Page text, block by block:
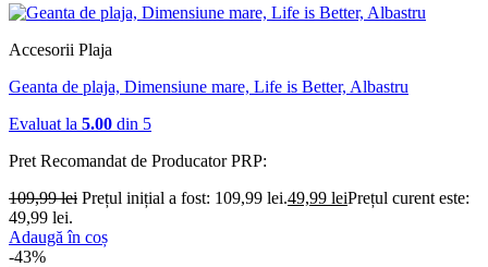
Accesorii Plaja
Geanta de plaja, Dimensiune mare, Life is Better, Albastru
Evaluat la 5.00 din 5
Pret Recomandat de ProducatorPRP:
109,99lei Prețul inițial a fost: 109,99 lei.49,99 leiPrețul curent este:
49,99 lei.
Adaugă în coș
-43%